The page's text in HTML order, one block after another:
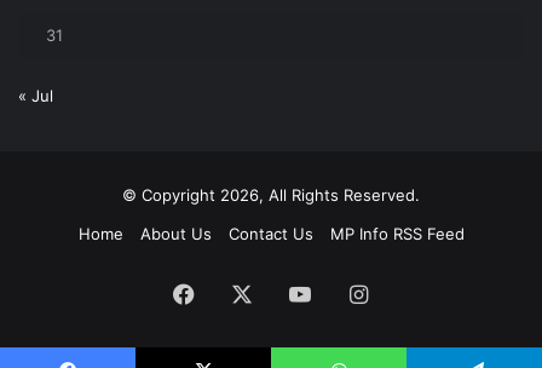
31
« Jul
© Copyright 2026, All Rights Reserved.
Home
About Us Contact Us MP Info RSS Feed
Facebook YouTubeInstagram